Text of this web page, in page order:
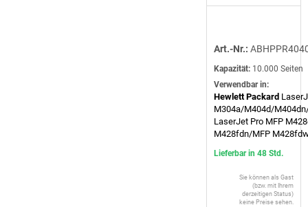
Art.-Nr.:
Kapazität: 10.000 Seiten
Verwendbar in:
Hewlett Packard
M304a/M404d/
LaserJet Pro MFP
M428fdn/MFP
Lieferbar in 48 Std.
Sie können als Gast
(bzw. mit Ihrem
derzeitigen Status)
keine Preise sehen.